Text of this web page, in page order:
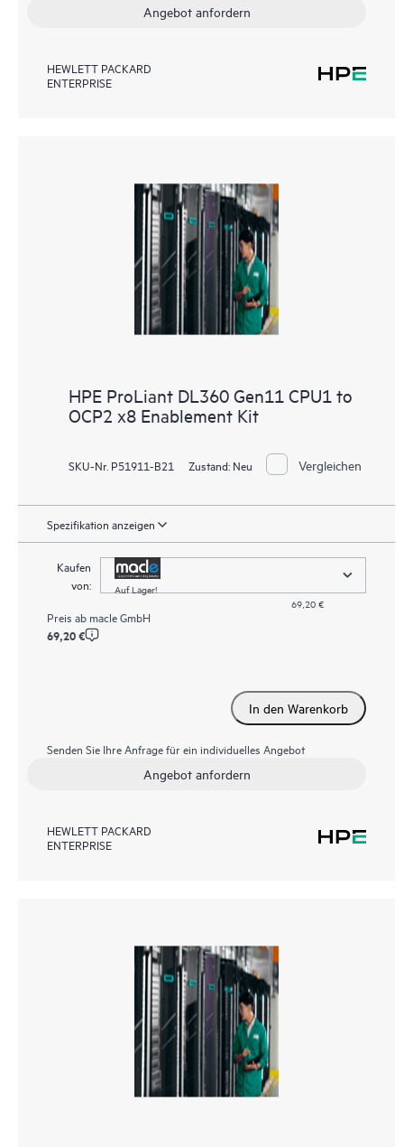
Angebot anfordern
HEWLETT PACKARD
ENTERPRISE
HPE ProLiant DL360 Gen11 CPU1 to
OCP2 x8 Enablement Kit
SKU-Nr. P51911-B21 Zustand:Neu Vergleichen
Spezifikation anzeigen
Kaufen
von:
Auf Lager!
69,20 €
Preis ab macle GmbH
69,20 €
In den Warenkorb
Senden Sie Ihre Anfrage für ein individuelles Angebot
Angebot anfordern
HEWLETT PACKARD
ENTERPRISE